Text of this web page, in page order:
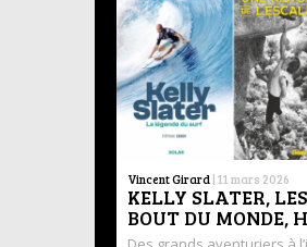
Vincent Girard | 11 mars 2026
KELLY SLATER,
BOUT DU MONDE,